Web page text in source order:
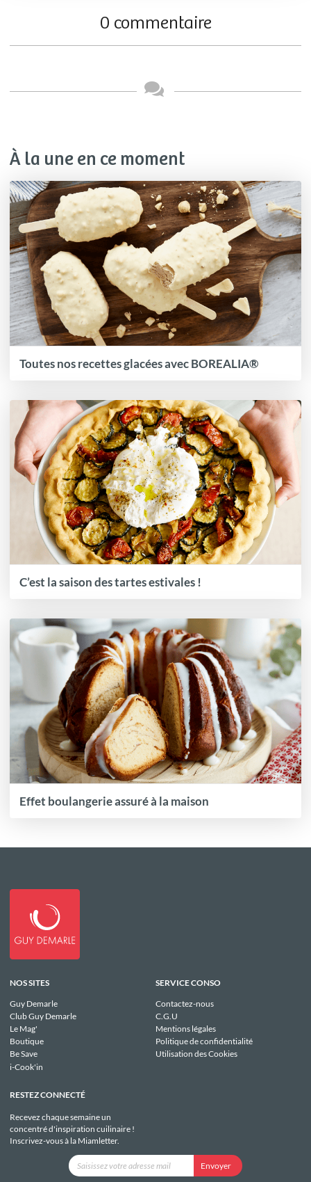
0 commentaire
À la une en ce moment
Toutes nos recettes glacées avec BOREALIA®
C’est la saison des tartes estivales !
Effet boulangerie assuré à la maison
NOS SITES
Guy Demarle
Club Guy Demarle
Le Mag'
Boutique
Be Save
i-Cook'in
SERVICE CONSO
Contactez-nous
C.G.U
Mentions légales
Politique de confidentialité
Utilisation des Cookies
RESTEZ CONNECTÉ
Recevez chaque semaine un
concentré d'inspiration cuilinaire !
Inscrivez-vous à la Miamletter.